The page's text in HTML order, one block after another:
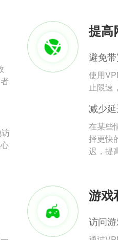
提高
避免
使用
止限速
减少
在某些
择更快
迟，提
游戏
访问